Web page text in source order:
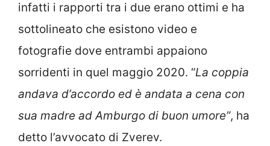
infatti i rapporti tra i due erano ottimi e ha
sottolineato che esistono video e
fotografie dove entrambi appaiono
sorridenti in quel maggio 2020. “La coppia
andava d’accordo ed è andata a cena con
sua madre ad Amburgo di buon umore”, ha
detto l’avvocato di Zverev.